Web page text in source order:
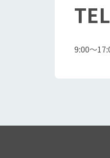
9:00～